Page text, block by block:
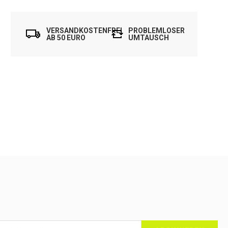
VERSANDKOSTENFREI
AB 50 EURO
PROBLEMLOSER
UMTAUSCH